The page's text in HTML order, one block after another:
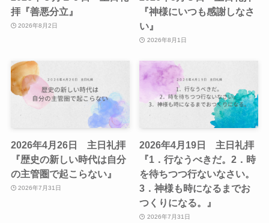
拝『善悪分立』
2026年8月2日
『神様にいつも感謝しなさ
い』
2026年8月1日
2026年4月26日 主日礼拝
『歴史の新しい時代は自分
の主管圏で起こらない』
2026年7月31日
2026年4月19日 主日礼拝
『1．行なうべきだ。2．時
を待ちつつ行ないなさい。
3．神様も時になるまでお
つくりになる。』
2026年7月31日